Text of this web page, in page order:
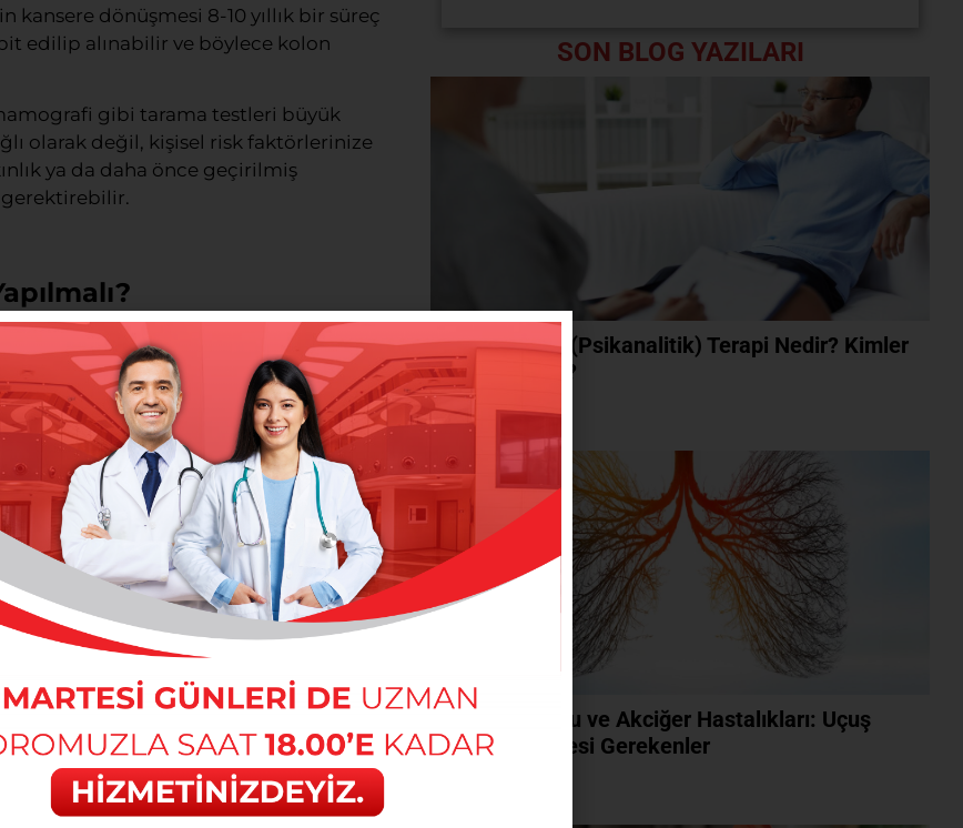
dönüşmesi 8-10 yıllık bir süreç
edilip alınabilir ve böylece kolon
gibi tarama testleri büyük
olarak değil, kişisel risk faktörlerinize
ya da daha önce geçirilmiş
gerektirebilir.
için en etkili yöntemdir. Ancak her kanser
mevcuttur. Hangi yaşta, hangi kanser
korumanın ilk adımıdır. İşte başlıca
kolonoskopi yaptırmaları önerilir. Kolon
bu taramalar hayat kurtarıcı
gibi risk faktörleri varsa, bu
edilir.
kendine meme muayenesi yapması
çektirilmesi, meme kanserinin erken
erken teşhisinde kullanılan bir
olarak bu testi yaptırmaları önerilir.
kullanılır.
itibaren düşük doz bilgisayarlı
akciğer kanseri riskini ciddi anlamda
SON BLOG YAZILARI
Psikodinamik (Psikanalitik) Terapi Nedir? Kimler
İçin Uygundur?
Devamını Oku »
Uçak Yolculuğu ve Akciğer Hastalıkları: Uçuş
Öncesi Bilinmesi Gerekenler